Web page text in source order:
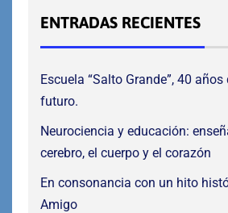
ENTRADAS RECIENTES
Escuela “Salto Grande”, 40
futuro.
Neurociencia y educación:
cerebro, el cuerpo y el corazón
En consonancia con un hito
Amigo